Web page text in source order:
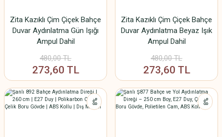
Zita Kazıklı Çim Çiçek Bahçe
Duvar Aydınlatma Gün Işığı
Ampul Dahil
480,00 TL
273,60 TL
Zita Kazıklı Çim Çiçek Bahçe
Duvar Aydınlatma Beyaz Işık
Ampul Dahil
480,00 TL
273,60 TL
%8 %8